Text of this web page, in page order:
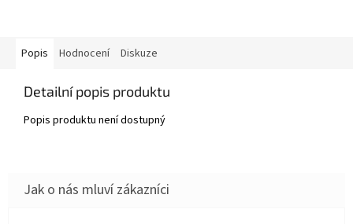
Popis Hodnocení Diskuze
Detailní popis produktu
Popis produktu není dostupný